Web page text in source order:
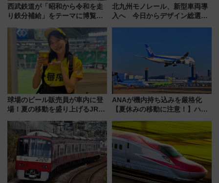
西武鉄道が「昭和から令和を走
り鉄分補給」をテーマに博覧会
14日から 新車両「トキイロ」体
験ブースも アクセスや申込方法
を解説
北九州モノレール、新型車両導
入へ 今日からデザイン総選挙
球場のビール販売員が車内に登
場！夏の移動を盛り上げるJR九
月7日限定 ソフトバンクホーク
スとコラボ
ANAが機内持ち込みを厳格化
【夏休みの移動に注意！】ハン
「身の回り品」新サイズ制限
(40×30×20cm)おさらい